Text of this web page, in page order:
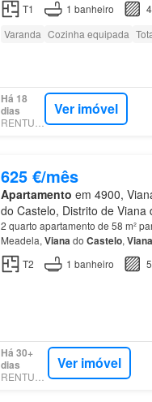
T1 1 banheiro
Varanda Cozinha equipada
Há 18
dias
RENTUMO
Ver imóvel
625 €/mês
Apartamento em 4900,
do Castelo, Distrito de Viana
2 quarto apartamento de 58 m²
Meadela, Vianado Castelo, Viana
T2 1 banheiro
Há 30+
dias
RENTUMO
Ver imóvel